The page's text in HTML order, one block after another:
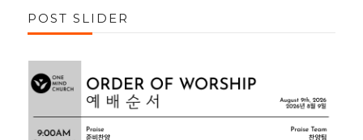
POST SLIDER